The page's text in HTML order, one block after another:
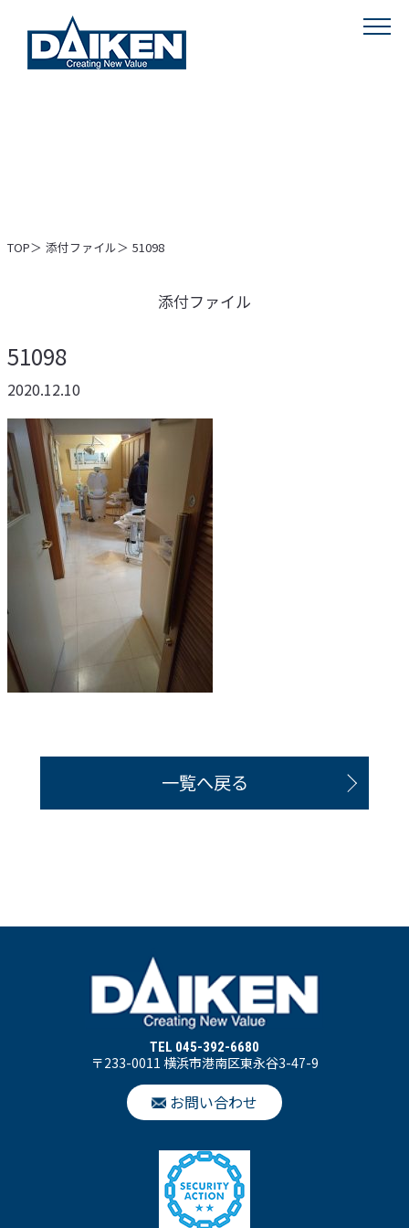
TOP 添付ファイル 51098
添付ファイル
51098
2020.12.10
一覧へ戻る
TEL 045-392-6680
〒233-0011 横浜市港南区東永谷3-47-9
お問い合わせ